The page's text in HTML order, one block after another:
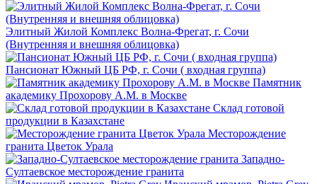
Элитный Жилой Комплекс Волна-Фрегат, г. Сочи
(Внутренняя и внешняя облицовка)
Пансионат Южный ЦБ РФ, г. Сочи ( входная группа)
Памятник
академику Прохорову А.М. в Москве
Склад готовой
продукции в Казахстане
Месторождение
гранита Цветок Урала
Западно-
Султаевское месторождение гранита